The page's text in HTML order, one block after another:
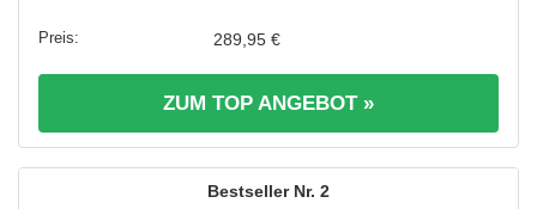
289,95 €
ZUM TOP ANGEBOT »
2